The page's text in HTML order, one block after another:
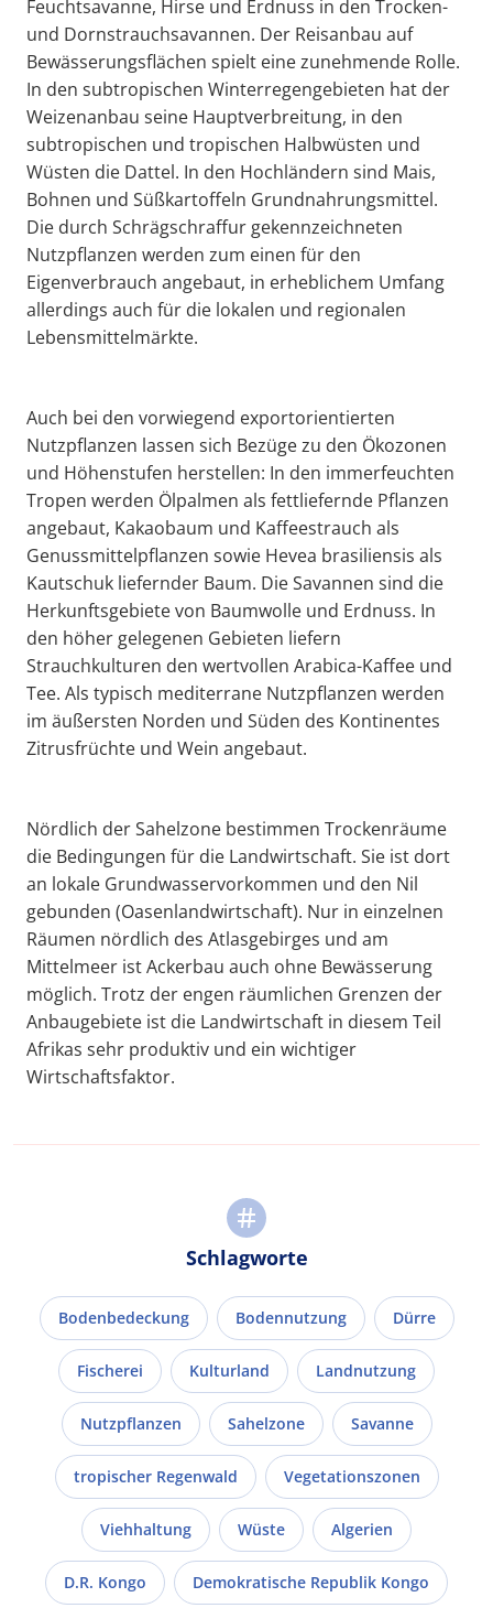
Feuchtsavanne, Hirse und Erdnuss in den Trocken-
und Dornstrauchsavannen. Der Reisanbau auf
Bewässerungsflächen spielt eine zunehmende Rolle.
In den subtropischen Winterregengebieten hat der
Weizenanbau seine Hauptverbreitung, in den
subtropischen und tropischen Halbwüsten und
Wüsten die Dattel. In den Hochländern sind Mais,
Bohnen und Süßkartoffeln Grundnahrungsmittel.
Die durch Schrägschraffur gekennzeichneten
Nutzpflanzen werden zum einen für den
Eigenverbrauch angebaut, in erheblichem Umfang
allerdings auch für die lokalen und regionalen
Lebensmittelmärkte.
Auch bei den vorwiegend exportorientierten
Nutzpflanzen lassen sich Bezüge zu den Ökozonen
und Höhenstufen herstellen: In den immerfeuchten
Tropen werden Ölpalmen als fettliefernde Pflanzen
angebaut, Kakaobaum und Kaffeestrauch als
Genussmittelpflanzen sowie Hevea brasiliensis als
Kautschuk liefernder Baum. Die Savannen sind die
Herkunftsgebiete von Baumwolle und Erdnuss. In
den höher gelegenen Gebieten liefern
Strauchkulturen den wertvollen Arabica-Kaffee und
Tee. Als typisch mediterrane Nutzpflanzen werden
im äußersten Norden und Süden des Kontinentes
Zitrusfrüchte und Wein angebaut.
Nördlich der Sahelzone bestimmen Trockenräume
die Bedingungen für die Landwirtschaft. Sie ist dort
an lokale Grundwasservorkommen und den Nil
gebunden (Oasenlandwirtschaft). Nur in einzelnen
Räumen nördlich des Atlasgebirges und am
Mittelmeer ist Ackerbau auch ohne Bewässerung
möglich. Trotz der engen räumlichen Grenzen der
Anbaugebiete ist die Landwirtschaft in diesem Teil
Afrikas sehr produktiv und ein wichtiger
Wirtschaftsfaktor.
Schlagworte
Bodenbedeckung Bodennutzung Dürre
Fischerei Kulturland Landnutzung
Nutzpflanzen Sahelzone Savanne
tropischer Regenwald Vegetationszonen
Viehhaltung Wüste Algerien
D.R. Kongo Demokratische Republik Kongo